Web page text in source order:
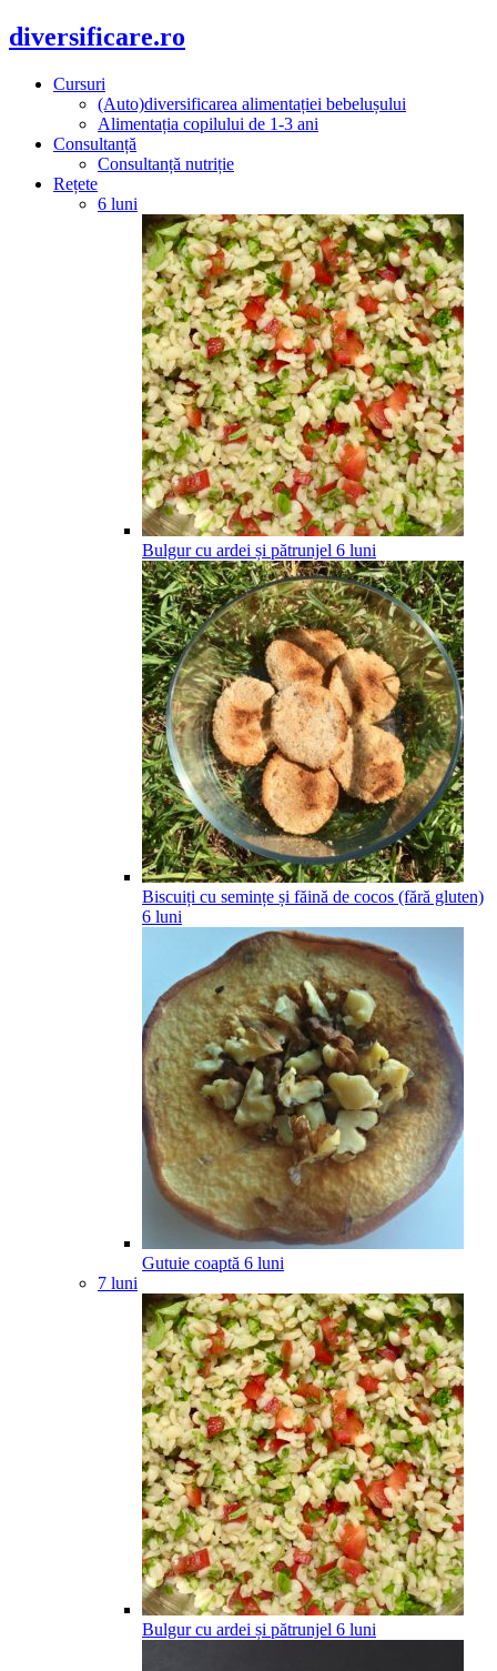
diversificare.ro
Cursuri
(Auto)diversificarea alimentației bebelușului
Alimentația copilului de 1-3 ani
Consultanță
Consultanță nutriție
Rețete
6 luni
Bulgur cu ardei și pătrunjel 6 luni
Biscuiți cu semințe și făină de cocos (fără gluten)
6 luni
Gutuie coaptă 6 luni
7 luni
Bulgur cu ardei și pătrunjel 6 luni